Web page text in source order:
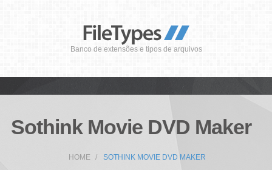
Banco de extensões e tipos de arquivos
Sothink Movie DVD Maker
HOME SOTHINK MOVIE DVD MAKER